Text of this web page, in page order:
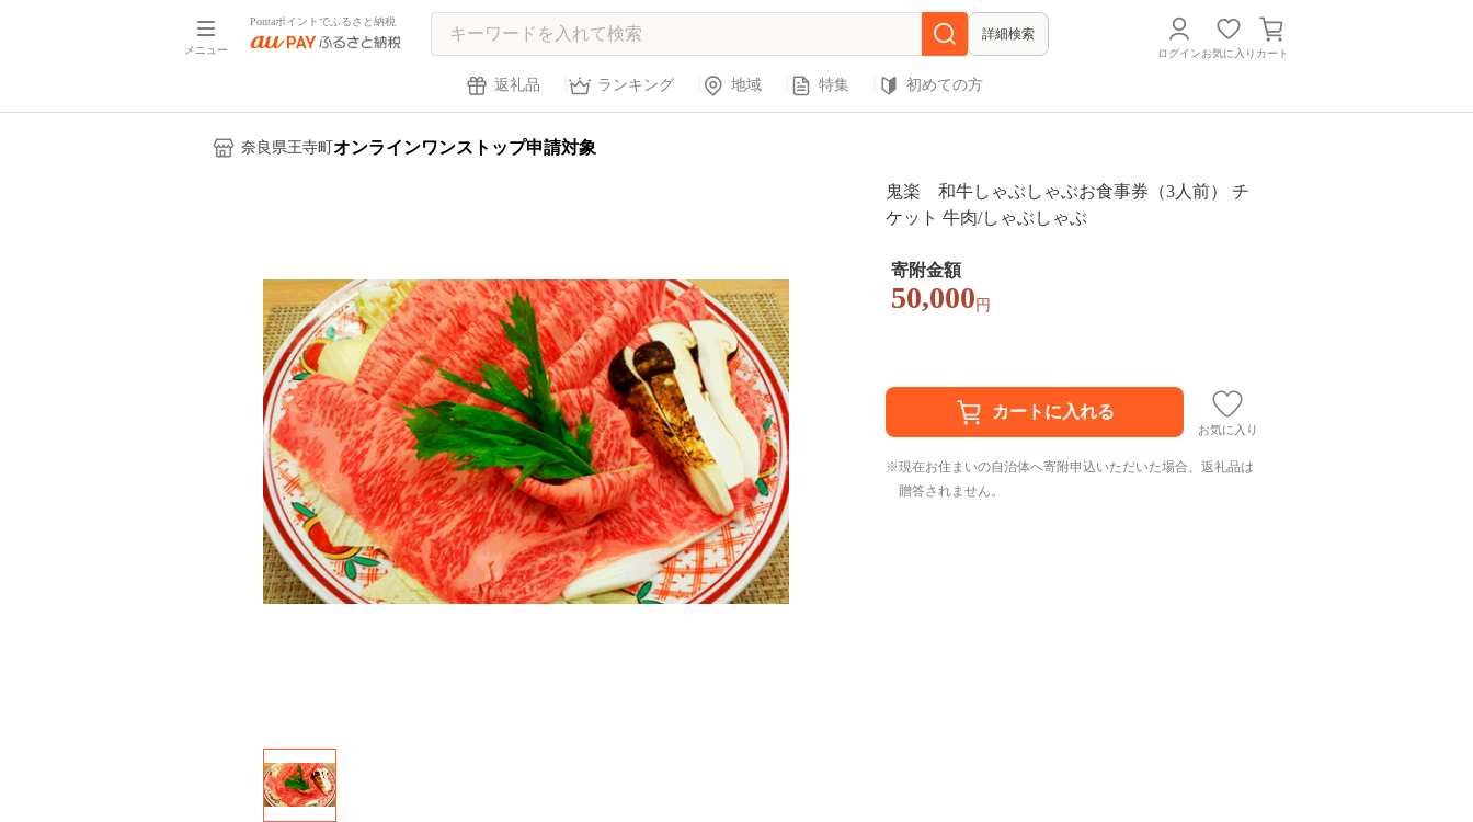
メニュー
Pontaポイントでふるさと納税
詳細検索
ログインお気に入り カート
返礼品 ランキング 地域 特集 初めての方
奈良県王寺町 オンラインワンストップ申請対象
鬼楽 和牛しゃぶしゃぶお食事券（3人前） チ
ケット 牛肉/しゃぶしゃぶ
寄附金額
50,000 円
お気に入り
現在お住まいの自治体へ寄附申込いただいた場合、返礼品は
贈答されません。